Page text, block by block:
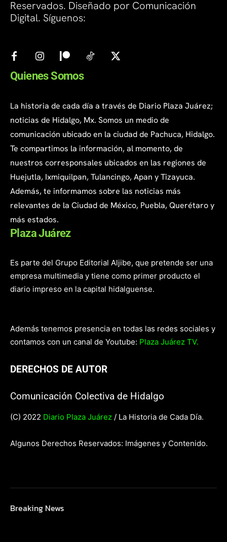
Reservados. Diseñado por Comunicación
Digital. Síguenos:
Quienes Somos
La historia de cada día a través de Diario Plaza Juárez;
noticias de Hidalgo, Mx. Somos un medio de
comunicación ubicado en la ciudad de Pachuca, Hidalgo.
Te compartimos la información, al momento, de
nuestros corresponsales ubicados en las regiones de
Huejutla, Ixmiquilpan, Tulancingo, Apan y Tizayuca.
Además, te informamos sobre las noticias más
relevantes de la Ciudad de México, Puebla, Querétaro y
más estados.
Plaza Juárez
Es parte del Grupo Editorial Aljibe, que pretende ser una
empresa multimedia y tiene como primer producto el
diario impreso en la capital hidalguense.
Además tenemos presencia en todas las redes sociales y
contamos con un canal de Youtube: Plaza Juárez TV.
DERECHOS DE AUTOR
Comunicación Colectiva de Hidalgo
(C) 2022 Diario Plaza Juárez / La Historia de Cada Día.
Algunos Derechos Reservados: Imágenes y Contenido.
Breaking News